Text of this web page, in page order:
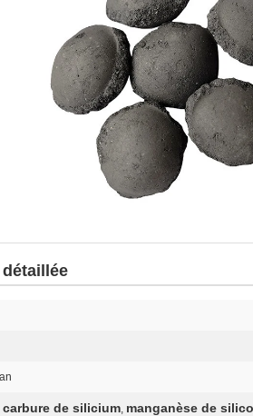
de silicium, manganèse de silico